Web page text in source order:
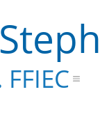
FFIEC